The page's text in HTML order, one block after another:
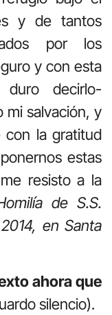
y de tantos
por los
y con esta
duro decirlo-
mi salvación, y
con la gratitud
estas
resisto a la
de S.S.
en Santa
ahora que
silencio).